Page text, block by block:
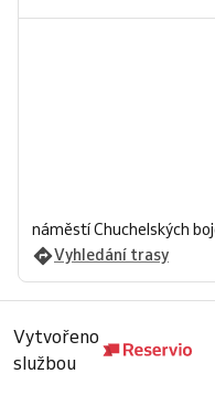
náměstí Chuchelských
Vyhledání trasy
Vytvořeno
službou